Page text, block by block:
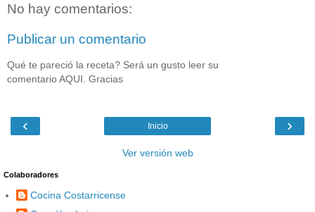
No hay comentarios:
Publicar un comentario
Qué te pareció la receta? Será un gusto leer su
comentario AQUI. Gracias
‹ ›
Inicio
Ver versión web
Colaboradores
Cocina Costarricense